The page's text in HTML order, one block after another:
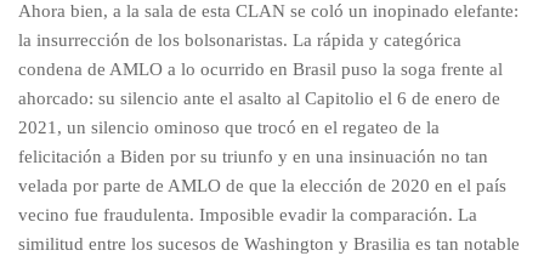
Ahora bien, a la sala de esta CLAN se coló un inopinado elefante:
la insurrección de los bolsonaristas. La rápida y categórica
condena de AMLO a lo ocurrido en Brasil puso la soga frente al
ahorcado: su silencio ante el asalto al Capitolio el 6 de enero de
2021, un silencio ominoso que trocó en el regateo de la
felicitación a Biden por su triunfo y en una insinuación no tan
velada por parte de AMLO de que la elección de 2020 en el país
vecino fue fraudulenta. Imposible evadir la comparación. La
similitud entre los sucesos de Washington y Brasilia es tan notable